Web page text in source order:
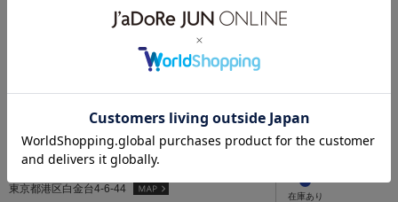
東京都港区南青山6-1-3コレッツィオーネ2F-4
BIOTOP SHIROKANEDAI
東京都港区白金台4-6-44